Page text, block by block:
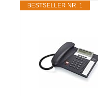
BESTSELLER NR. 1